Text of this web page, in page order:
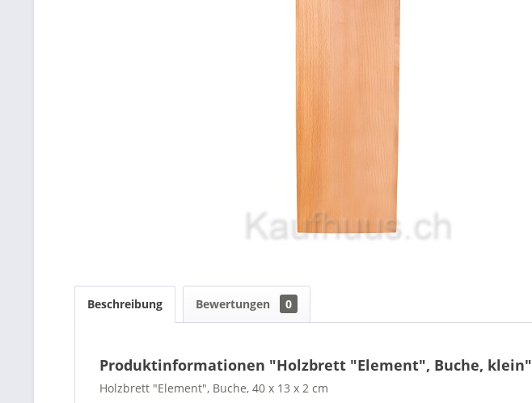
Beschreibung Bewertungen 0
Produktinformationen "Holzbrett "Element", Buche, klein"
Holzbrett "Element", Buche, 40 x 13 x 2 cm